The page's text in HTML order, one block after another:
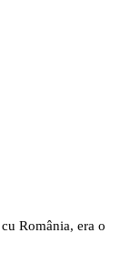
România, era o